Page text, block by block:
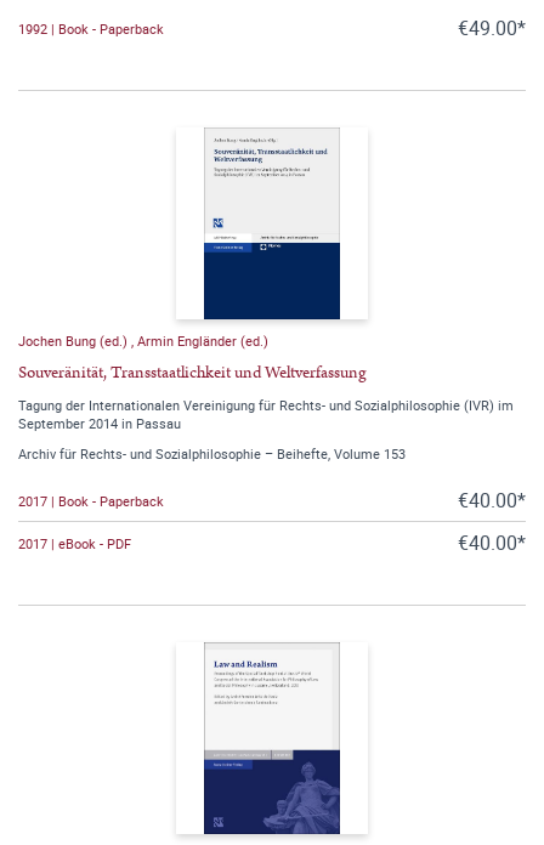
1992 | Book - Paperback €49.00*
Jochen Bung (ed.) , Armin Engländer (ed.)
Souveränität, Transstaatlichkeit und Weltverfassung
Tagung der Internationalen Vereinigung für Rechts- und Sozialphilosophie (IVR) im
September 2014 in Passau
Archiv für Rechts- und Sozialphilosophie – Beihefte, Volume 153
2017 | Book - Paperback €40.00*
2017 | eBook - PDF €40.00*